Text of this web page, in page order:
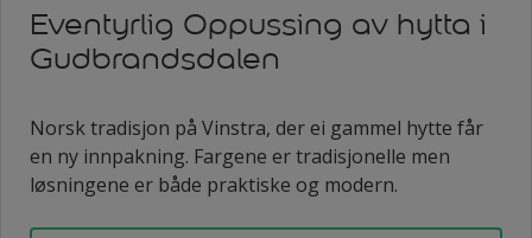
Eventyrlig Oppussing av hytta i
Gudbrandsdalen
Norsk tradisjon på Vinstra, der ei gammel hytte får
en ny innpakning. Fargene er tradisjonelle men
løsningene er både praktiske og modern.